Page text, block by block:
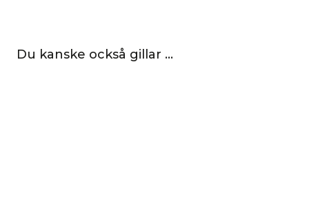
Du kanske också gillar …